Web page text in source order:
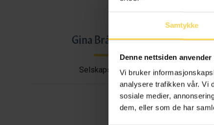
Samtykke
Denne nettsiden
Vi bruker
analysere trafikken vår. Vi
sosiale medier,
dem, eller som de har
Gina Bråthen
Selskapsrett